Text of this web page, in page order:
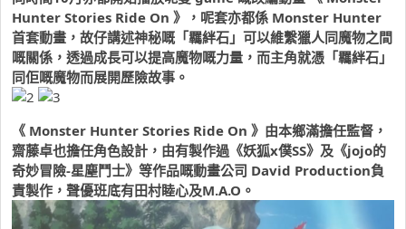
Hunter Stories Ride On 》，呢套亦都係 Monster Hunter
首套動畫，故仔講述神秘嘅「羈絆石」可以維繫獵人同魔物之間
嘅關係，透過成長可以提高魔物嘅力量，而主角就憑「羈絆石」
同佢嘅魔物而展開歷險故事。
《 Monster Hunter Stories Ride On 》由本鄉滿擔任監督，
齋藤卓也擔任角色設計，由有製作過《妖狐x僕SS》及《jojo的
奇妙冒險-星塵鬥士》等作品嘅動畫公司 David Production負
責製作，聲優班底有田村睦心及M.A.O。